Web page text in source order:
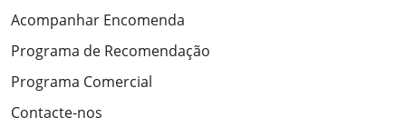
Acompanhar Encomenda
Programa de Recomendação
Programa Comercial
Contacte-nos